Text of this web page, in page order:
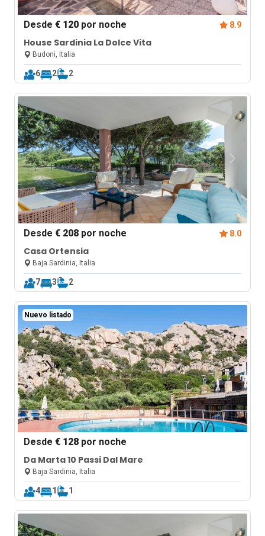
Desde€ 120 por noche 8.9
House Sardinia La Dolce Vita
Budoni, Italia
6 2 2
Desde€ 208 por noche 8.0
Casa Ortensia
Baja Sardinia, Italia
7 3 2
Nuevo listado
Desde€ 128 por noche
Da Marta 10 Passi Dal Mare
Baja Sardinia, Italia
4 1 1